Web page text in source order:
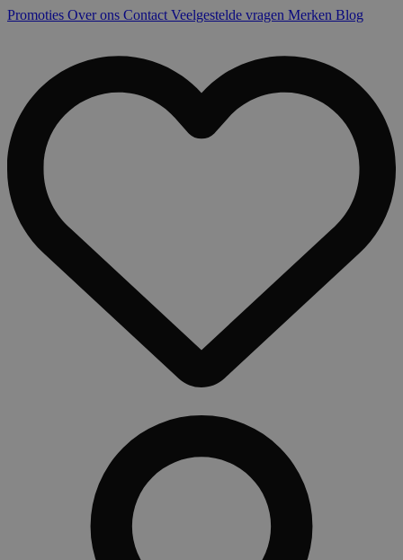
Promoties Over ons Contact Veelgestelde vragen Merken Blog